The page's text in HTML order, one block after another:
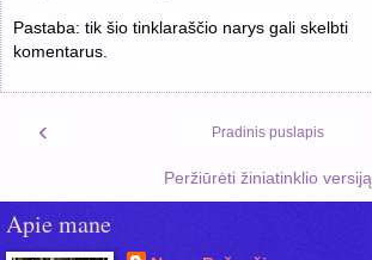
Pastaba: tik šio tinklaraščio narys gali skelbti
komentarus.
‹ Pradinis puslapis
Peržiūrėti žiniatinklio versiją
Apie mane